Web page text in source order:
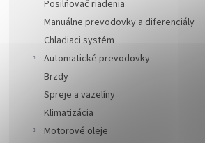
Posilňovač riadenia
Manuálne prevodovky a diferenciály
Chladiaci systém
Automatické prevodovky
Brzdy
Spreje a vazelíny
Klimatizácia
Motorové oleje